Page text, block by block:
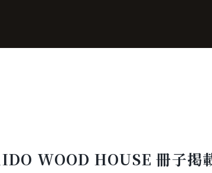
WOOD HOUSE 冊子掲